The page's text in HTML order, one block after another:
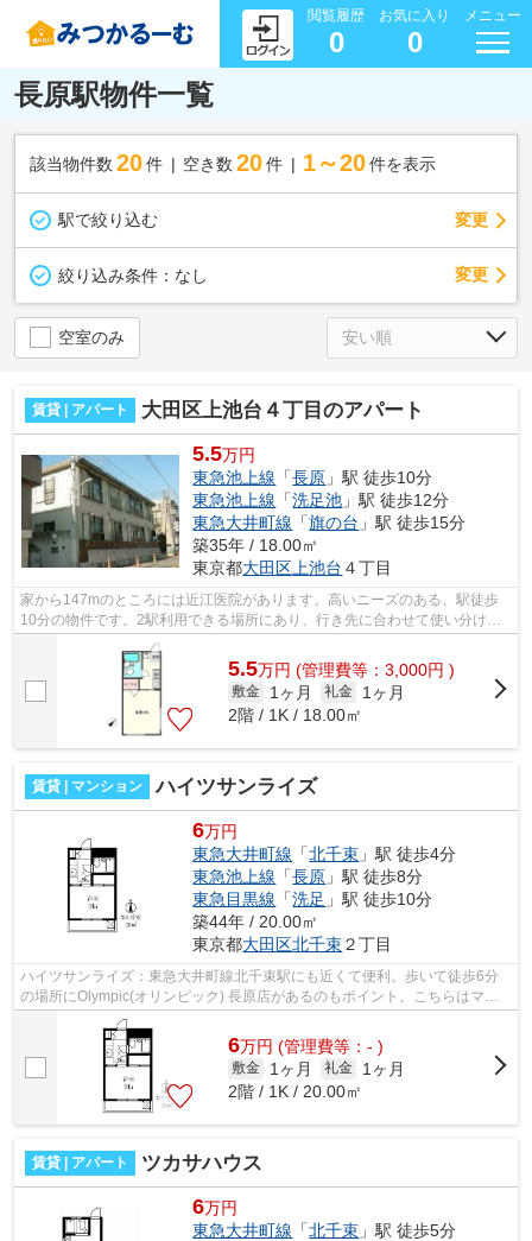
閲覧履歴
0
お気に入り
0
メニュー
長原駅物件一覧
該当物件数 20件 空き数 20 件 1～20 件を表示
駅で絞り込む 変更
絞り込み条件： なし 変更
空室のみ
賃貸 | アパート 大田区上池台４丁目のアパート
5.5万円
東急池上線 「長原 」駅 徒歩10分
東急池上線 「洗足池 」駅 徒歩12分
東急大井町線 「旗の台 」駅 徒歩15分
築35年 / 18.00㎡
東京都大田区上池台 ４丁目
家から147mのところには近江医院があります。高いニーズのある、駅徒歩
10分の物件です。2駅利用できる場所にあり、行き先に合わせて使い分けが
できます。こちらの物件はアパートです。...
5.5万円 (管理費等：3,000円 )
敷金 1ヶ月 礼金
1ヶ月
2階 / 1K / 18.00㎡
賃貸 | マンション ハイツサンライズ
6万円
東急大井町線 「北千束 」駅 徒歩4分
東急池上線 「長原 」駅 徒歩8分
東急目黒線 「洗足 」駅 徒歩10分
築44年 / 20.00㎡
東京都大田区北千束２丁目
ハイツサンライズ：東急大井町線北千束駅にも近くて便利。歩いて徒歩6分
の場所にOlympic(オリンピック) 長原店があるのもポイント。こちらはマン
ションタイプになります。クレジットカ...
6万円 (管理費等：- )
敷金 1ヶ月 礼金
1ヶ月
2階 / 1K / 20.00㎡
賃貸 | アパート ツカサハウス
6万円
東急大井町線 「北千束 」駅 徒歩5分